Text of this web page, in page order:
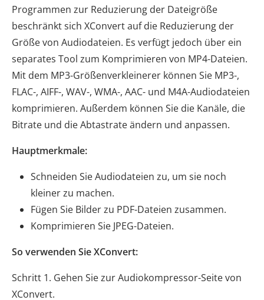
Programmen zur Reduzierung der Dateigröße
beschränkt sich XConvert auf die Reduzierung der
Größe von Audiodateien. Es verfügt jedoch über ein
separates Tool zum Komprimieren von MP4-Dateien.
Mit dem MP3-Größenverkleinerer können Sie MP3-,
FLAC-, AIFF-, WAV-, WMA-, AAC- und M4A-Audiodateien
komprimieren. Außerdem können Sie die Kanäle, die
Bitrate und die Abtastrate ändern und anpassen.
Hauptmerkmale:
Schneiden Sie Audiodateien zu, um sie noch
kleiner zu machen.
Fügen Sie Bilder zu PDF-Dateien zusammen.
Komprimieren Sie JPEG-Dateien.
So verwenden Sie XConvert:
Schritt 1. Gehen Sie zur Audiokompressor-Seite von
XConvert.